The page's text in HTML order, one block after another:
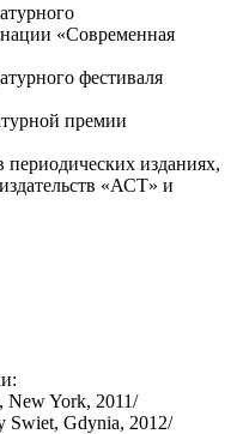
«Современная
фестиваля
премии
периодических изданиях,
«АСТ» и
New York, 2011/
Swiet, Gdynia, 2012/